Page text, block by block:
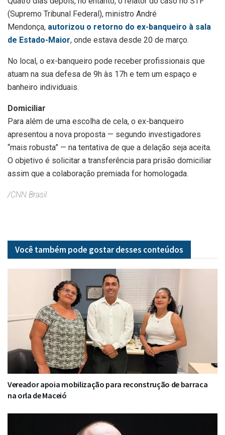
(Supremo Tribunal Federal), ministro André
Mendonça, autorizou o retorno do ex-banqueiro à sala
de Estado-Maior, onde estava desde 20 de março.
No local, o ex-banqueiro pode receber profissionais que
atuam na sua defesa de 9h às 17h e tem um espaço e
banheiro individuais.
Domiciliar
Para além de uma escolha de cela, o ex-banqueiro
apresentou a nova proposta — segundo investigadores
“mais robusta” — na tentativa de que a delação seja aceita.
O objetivo é solicitar a transferência para prisão domiciliar
assim que a colaboração premiada for homologada.
/CNN Brasil
Você também pode gostar desses conteúdos
Vereador apoia mobilização para reconstrução de barraca
na orla de Maceió